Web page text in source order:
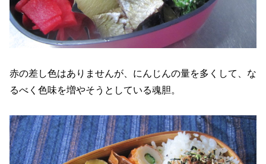
赤の差し色はありませんが、にんじんの量を多くして、な
るべく色味を増やそうとしている魂胆。